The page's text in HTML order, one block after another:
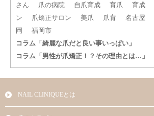
さん
爪の病院 自爪育成 育爪 育成
ン
爪矯正サロン 美爪 爪育 名古屋
岡
福岡市
コラム「綺麗な爪だと良い事いっぱい」
コラム「男性が爪矯正！？その理由とは…」
NAIL CLINIQUEとは